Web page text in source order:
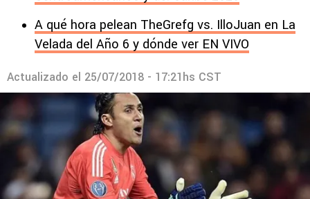
A qué hora pelean TheGrefg vs. IlloJuan en La
Velada del Año 6 y dónde ver EN VIVO
Actualizado el 25/07/2018 - 17:21hs CST